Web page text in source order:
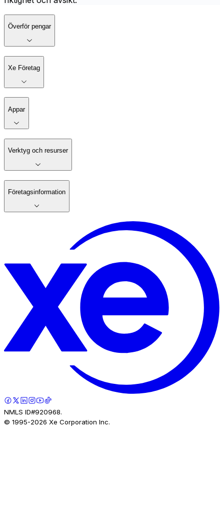
Överför pengar
Xe Företag
Appar
Verktyg och resurser
Företagsinformation
NMLS ID#920968.
© 1995-2026 Xe Corporation Inc.